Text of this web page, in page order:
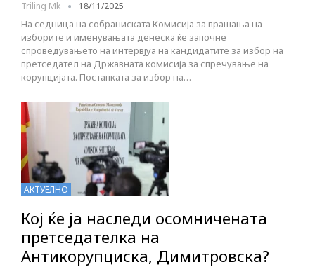
Triling Mk 18/11/2025
На седница на собраниската Комисија за прашања на
изборите и именувањата денеска ќе започне
спроведувањето на интервјуа на кандидатите за избор на
претседател на Државната комисија за спречување на
корупцијата. Постапката за избор на…
АКТУЕЛНО
Кој ќе ја наследи осомничената
претседателка на
Антикорупциска, Димитровска?